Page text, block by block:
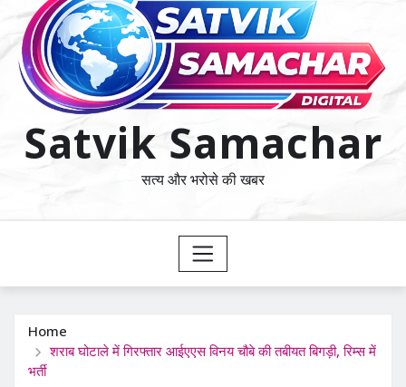
Satvik Samachar
सत्य और भरोसे की खबर
Home
शराब घोटाले में गिरफ्तार आईएएस विनय चौबे की तबीयत बिगड़ी, रिम्स में
भर्ती